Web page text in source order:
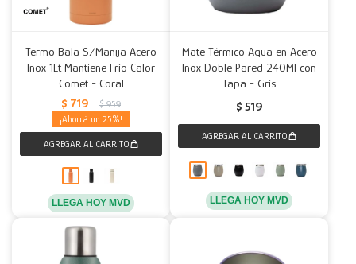
Termo Bala S/Manija Acero
Inox 1Lt Mantiene Frío Calor
Comet - Coral
$ 719 $ 959
25
LLEGA HOY MVD
Mate Térmico Aqua en Acero
Inox Doble Pared 240Ml con
Tapa - Gris
$ 519
LLEGA HOY MVD